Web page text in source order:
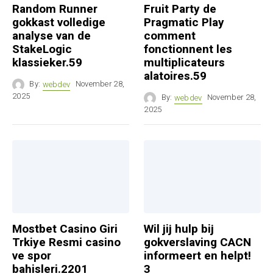
Random Runner
gokkast volledige
analyse van de
StakeLogic
klassieker.59
By: webdev November 28,
2025
Fruit Party de
Pragmatic Play
comment
fonctionnent les
multiplicateurs
alatoires.59
By: webdev November 28,
2025
Mostbet Casino Giri
Trkiye Resmi casino
ve spor
bahisleri.2201
Wil jij hulp bij
gokverslaving CACN
informeert en helpt!
3